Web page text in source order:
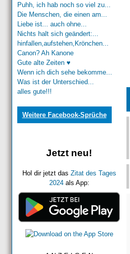
Puhh, ich hab noch so viel zu...
Die Menschen, die einen am...
Liebe ist... auch ohne...
Nichts halt sich geändert:...
hinfallen,aufstehen,Krönchen...
Canon? Ah Kanone
Gute alte Zeiten ♥
Wenn ich dich sehe bekomme...
Was ist der Unterschied...
alles gute!!!
Weitere Facebook-Sprüche
Jetzt neu!
Hol dir jetzt das Zitat des Tages
2024als App: